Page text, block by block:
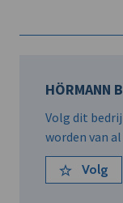
HÖRMANN
Volg dit
worden van
Volg